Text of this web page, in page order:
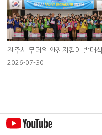
전주시 무더위 안전지킴이 발대식
2026-07-30